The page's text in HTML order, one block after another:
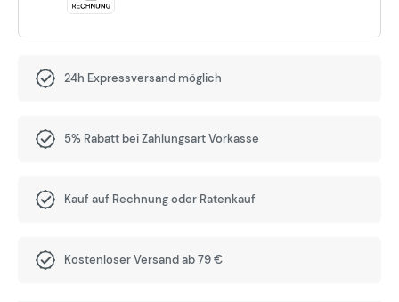
24h Expressversand möglich
5% Rabatt bei Zahlungsart Vorkasse
Kauf auf Rechnung oder Ratenkauf
Kostenloser Versand ab 79 €